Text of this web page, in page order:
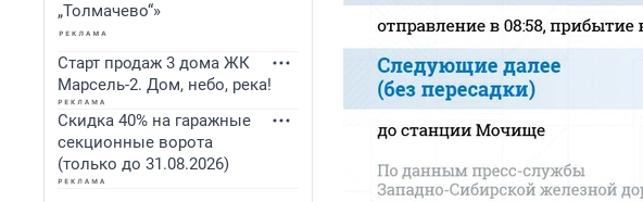
„Толмачево“»
Старт продаж 3 дома ЖК
Марсель-2. Дом, небо, река!
Скидка 40% на гаражные
секционные ворота
(только до 31.08.2026)